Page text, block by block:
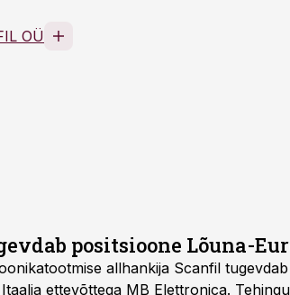
OÜ
positsioone Lõuna-
allhankija Scanfil
ettevõttega MB Elettronica.